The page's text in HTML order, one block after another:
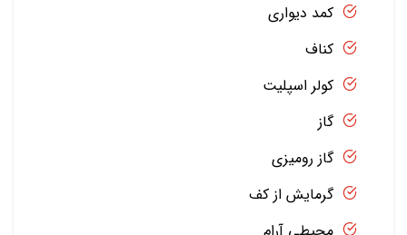
کمد دیواری
کناف
کولر اسپلیت
گاز
گاز رومیزی
گرمایش از کف